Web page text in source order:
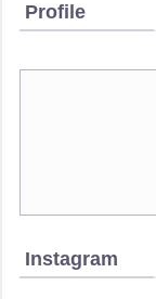
Profile
Instagram